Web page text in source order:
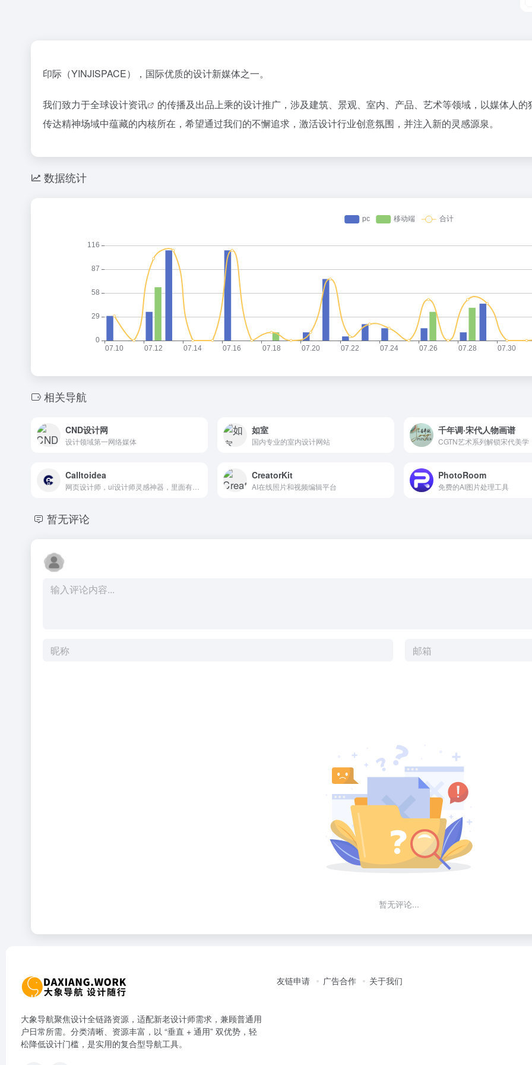
印际（YINJISPACE），国际优质的设计新媒体之一。
我们致力于全球设计资讯
的传播及出品上乘的设计推广，涉及建筑、景观、室内、产品、艺术等领域，以媒体人
传达精神场域中蕴藏的内核所在，希望通过我们的不懈追求，激活设计行业创意氛围，并注入新的灵感源泉。
数据统计
相关导航
CND设计网
设计领域第一网络媒体
如室
国内专业的室内设计网站
千年调·宋代人物画谱
CGTN艺术系列解锁宋代美学
Calltoidea CreatorKit
AI在线照片和视频编辑平台
PhotoRoom
免费的AI图片处理工具
暂无评论
暂无评论...
大象导航聚焦设计全链路资源，适配新老设计师需求，兼顾普通用
户日常所需。分类清晰、资源丰富，以 “垂直 + 通用” 双优势，轻
松降低设计门槛，是实用的复合型导航工具。
友链申请 广告合作 关于我们